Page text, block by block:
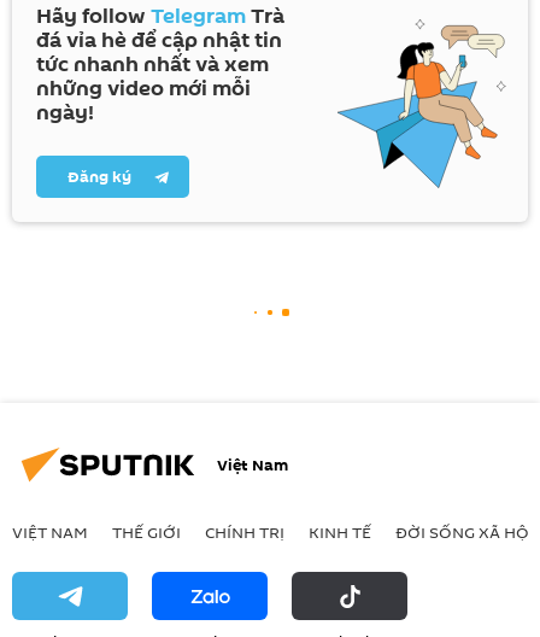
Hãy follow TelegramTrà
đá vỉa hè để cập nhật tin
tức nhanh nhất và xem
những video mới mỗi
ngày!
Đăng ký
Việt Nam
VIỆT NAM THẾ GIỚI CHÍNH TRỊ KINH TẾ ĐỜI SỐNG XÃ HỘI